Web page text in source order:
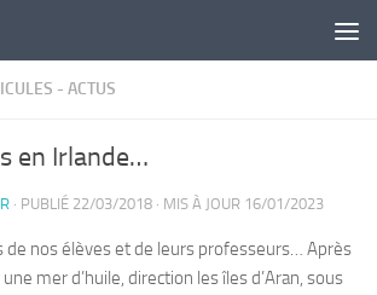
- ACTUS
en Irlande…
· PUBLIÉ 22/03/2018 · MIS À JOUR 16/01/2023
de nos élèves et de leurs professeurs… Après
mer d’huile, direction les îles d’Aran, sous